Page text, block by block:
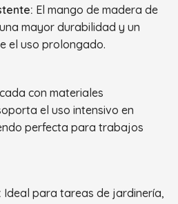
El mango de madera de
mayor durabilidad y un
el uso prolongado.
con materiales
el uso intensivo en
perfecta para trabajos
Ideal para tareas de jardinería,